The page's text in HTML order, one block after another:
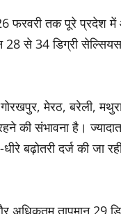
तक पूरे प्रदेश
28 से 34 डिग्री
मेरठ, बरेली,
की संभावना है।
बढ़ोतरी दर्ज की जा
अधिकतम तापमान 29